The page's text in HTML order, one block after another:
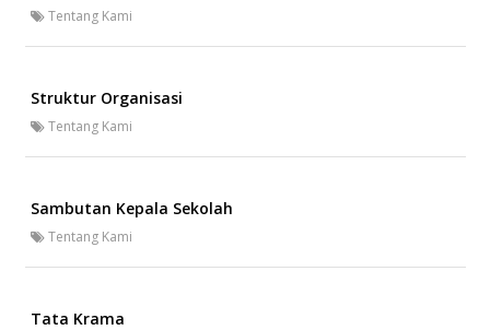
Tentang Kami
Struktur Organisasi
Tentang Kami
Sambutan Kepala Sekolah
Tentang Kami
Tata Krama